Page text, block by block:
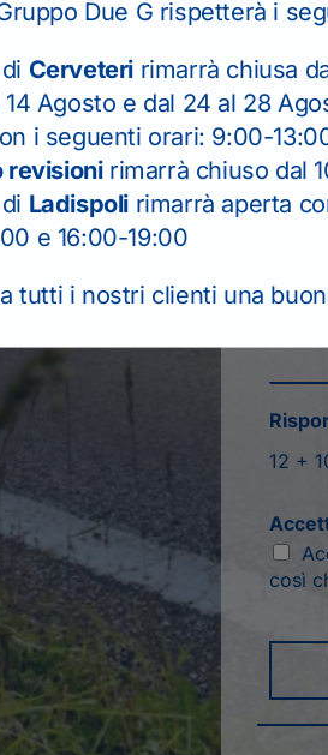
12 +
così
Due G rispetterà i
Cerveteri rimarrà chiusa
14 Agosto e dal 24 al 28
i seguenti orari: 9:00-
revisionirimarrà chiuso dal
Ladispoli rimarrà aperta
e 16:00-19:00
tutti i nostri clienti una